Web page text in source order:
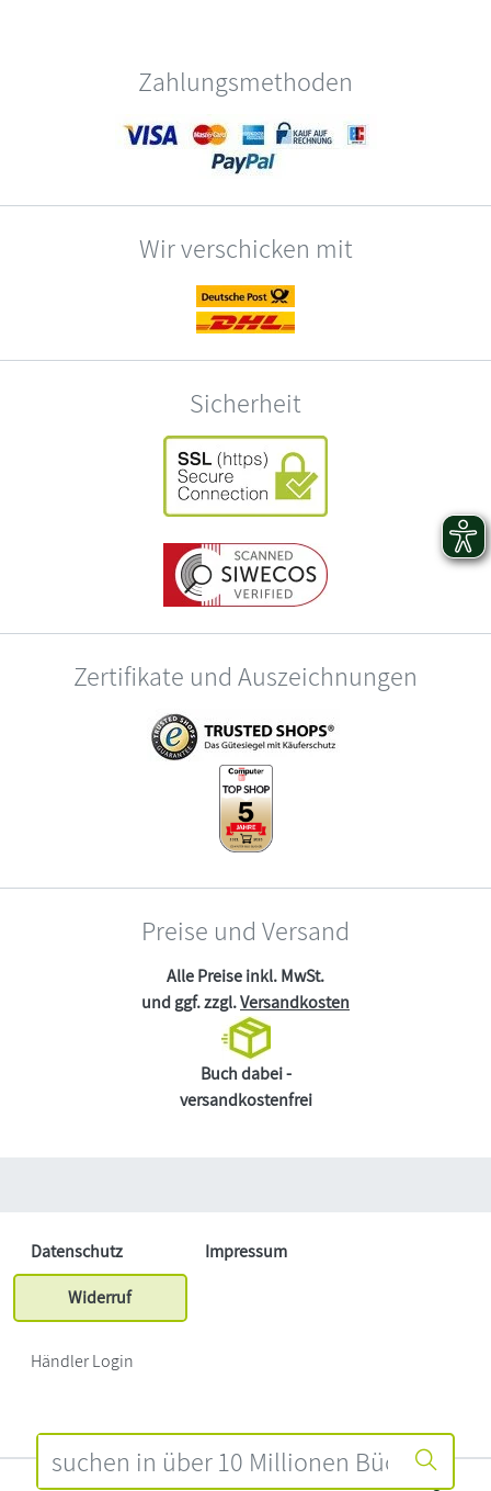
Zahlungsmethoden
Wir verschicken mit
Sicherheit
Zertifikate und Auszeichnungen
Preise und Versand
Alle Preise inkl. MwSt.
und ggf. zzgl.Versandkosten
Buch dabei -
versandkostenfrei
Datenschutz
Impressum
Widerruf
Händler Login